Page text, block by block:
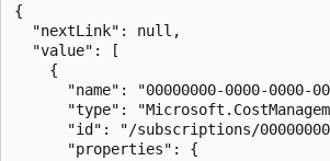
{
  "nextLink": null,
  "value": [
    {
"name": "00000000-0000-0000-
"type":
"id": "/subscriptions/
      "properties": {